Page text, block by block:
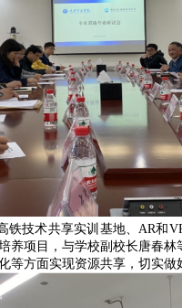
铁技术共享实训基地、AR和
养项目，与学校副校长唐春
方面实现资源共享，切实做